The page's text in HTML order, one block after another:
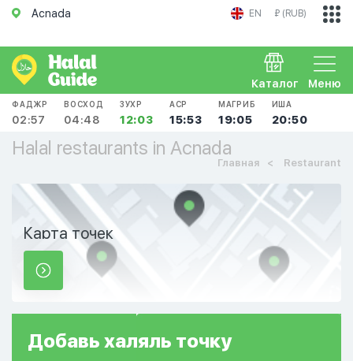
Acnada EN ₽ (RUB)
Меню
Каталог
ФАДЖР
02:57
ВОСХОД
04:48
ЗУХР
12:03
АСР
15:53
МАГРИБ
19:05
ИША
20:50
Halal restaurants in Acnada
Главная Restaurant
Карта точек
Добавь халяль точку